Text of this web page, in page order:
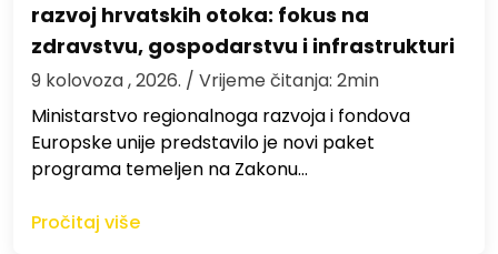
razvoj hrvatskih otoka: fokus na
zdravstvu, gospodarstvu i infrastrukturi
9 kolovoza , 2026. / Vrijeme čitanja: 2min
Ministarstvo regionalnoga razvoja i fondova
Europske unije predstavilo je novi paket
programa temeljen na Zakonu…
Pročitaj više